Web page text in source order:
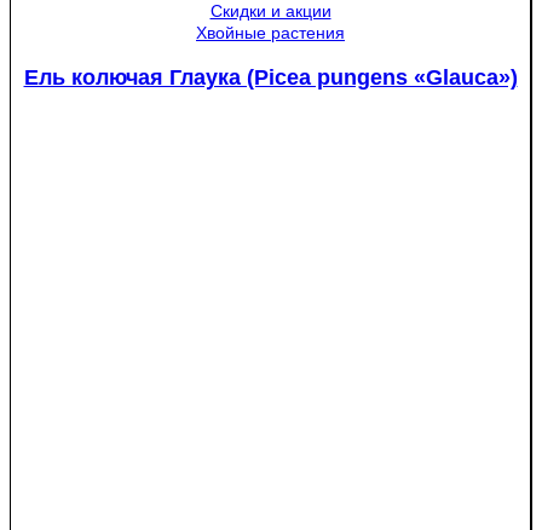
Скидки и акции
Хвойные растения
Ель колючая Глаука (Picea pungens «Glauca»)